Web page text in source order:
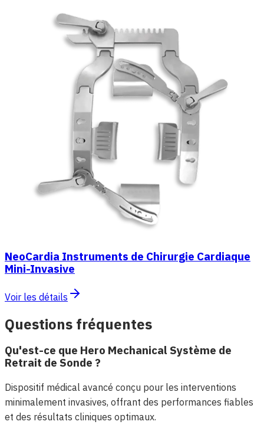
NeoCardia Instruments de Chirurgie Cardiaque
Mini-Invasive
Voir les détails
Questions fréquentes
Qu'est-ce que Hero Mechanical Système de
Retrait de Sonde ?
Dispositif médical avancé conçu pour les interventions
minimalement invasives, offrant des performances fiables
et des résultats cliniques optimaux.